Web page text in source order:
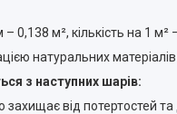
0,138 м², кількість на 1 м²
натуральних матеріалів
з наступних шарів:
від потертостей